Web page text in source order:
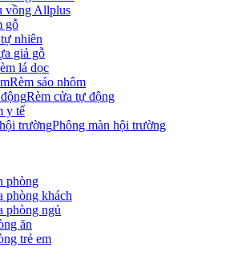
vồng Allplus
gỗ
nhiên
giả gỗ
lá dọc
Rèm sáo nhôm
Rèm cửa tự động
y tế
Phông màn hội trường
phòng
phòng khách
phòng ngủ
ăn
trẻ em